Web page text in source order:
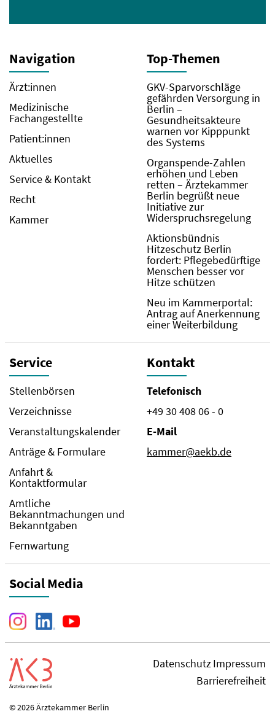
Navigation
Ärzt:innen
Medizinische
Fachangestellte
Patient:innen
Aktuelles
Service & Kontakt
Recht
Kammer
Top-Themen
GKV-Sparvorschläge
gefährden Versorgung in
Berlin –
Gesundheitsakteure
warnen vor Kipppunkt
des Systems
Organspende-Zahlen
erhöhen und Leben
retten – Ärztekammer
Berlin begrüßt neue
Initiative zur
Widerspruchsregelung
Aktionsbündnis
Hitzeschutz Berlin
fordert: Pflegebedürftige
Menschen besser vor
Hitze schützen
Neu im Kammerportal:
Antrag auf Anerkennung
einer Weiterbildung
Service
Stellenbörsen
Verzeichnisse
Veranstaltungskalender
Anträge & Formulare
Anfahrt &
Kontaktformular
Amtliche
Bekanntmachungen und
Bekanntgaben
Fernwartung
Kontakt
Telefonisch
+49 30 408 06 - 0
E-Mail
kammer@aekb.de
Social Media
DatenschutzImpressum
Barrierefreiheit
© 2026 Ärztekammer Berlin